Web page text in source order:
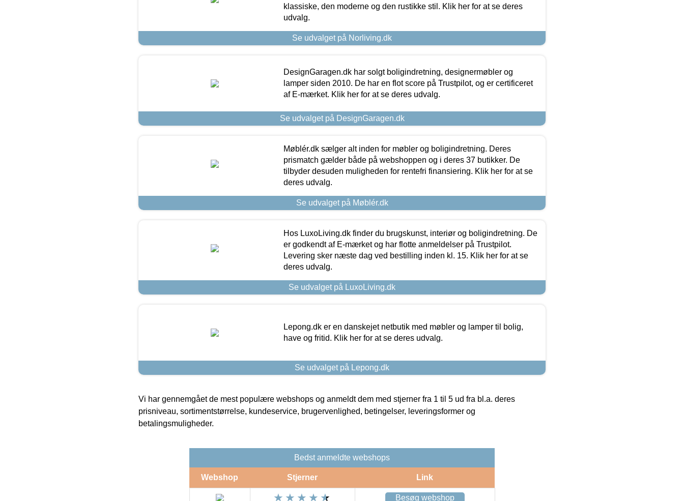
klassiske, den moderne og den rustikke stil. Klik her for at se deres
udvalg.
Se udvalget på Norliving.dk
DesignGaragen.dk har solgt boligindretning, designermøbler og
lamper siden 2010. De har en flot score på Trustpilot, og er certificeret
af E-mærket. Klik her for at se deres udvalg.
Se udvalget på DesignGaragen.dk
Møblér.dk sælger alt inden for møbler og boligindretning. Deres
prismatch gælder både på webshoppen og i deres 37 butikker. De
tilbyder desuden muligheden for rentefri finansiering. Klik her for at se
deres udvalg.
Se udvalget på Møblér.dk
Hos LuxoLiving.dk finder du brugskunst, interiør og boligindretning. De
er godkendt af E-mærket og har flotte anmeldelser på Trustpilot.
Levering sker næste dag ved bestilling inden kl. 15. Klik her for at se
deres udvalg.
Se udvalget på LuxoLiving.dk
Lepong.dk er en danskejet netbutik med møbler og lamper til bolig,
have og fritid. Klik her for at se deres udvalg.
Se udvalget på Lepong.dk
Vi har gennemgået de mest populære webshops og anmeldt dem med stjerner fra 1 til 5 ud fra bl.a. deres
prisniveau, sortimentstørrelse, kundeservice, brugervenlighed, betingelser, leveringsformer og
betalingsmuligheder.
Bedst anmeldte webshops
Webshop Stjerner Link
Besøg webshop